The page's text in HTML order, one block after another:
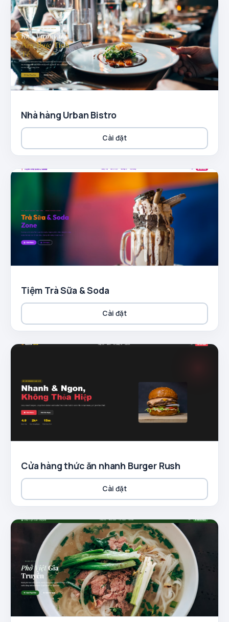
Nhà hàng Urban Bistro
Cài đặt
Tiệm Trà Sữa & Soda
Cài đặt
Cửa hàng thức ăn nhanh Burger Rush
Cài đặt